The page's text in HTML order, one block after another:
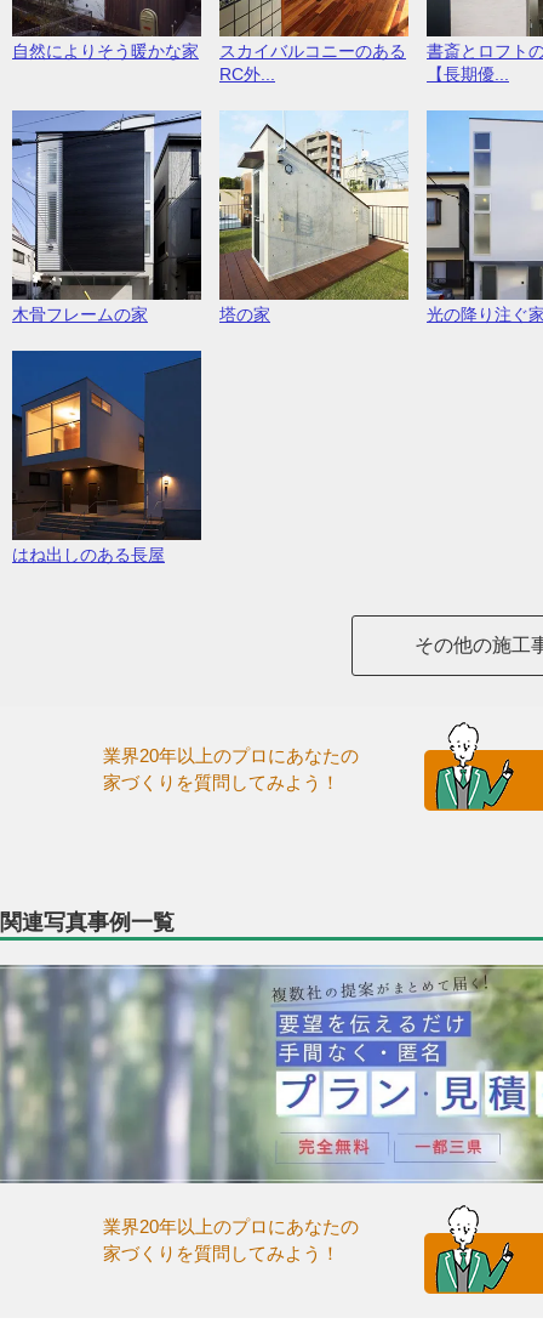
自然によりそう暖かな家
スカイバルコニーのある
RC外...
書斎とロフト
【長期優...
木骨フレームの家 塔の家 光の降り注ぐ
はね出しのある長屋
その他の施工
業界20年以上のプロにあなたの
家づくりを質問してみよう！
関連写真事例一覧
業界20年以上のプロにあなたの
家づくりを質問してみよう！